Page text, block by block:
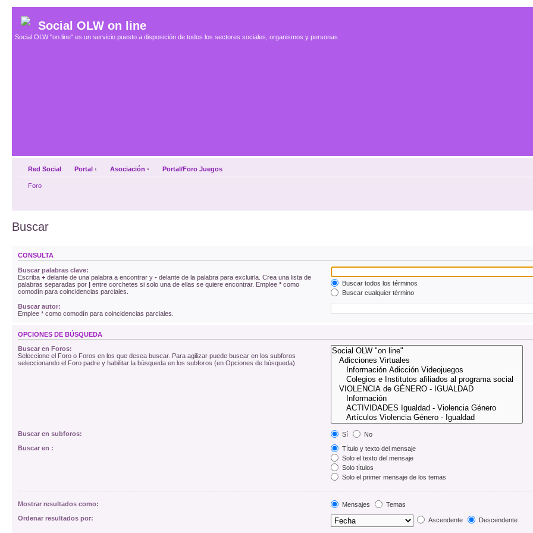
Social OLW on line
Social OLW "on line" es un servicio puesto a disposición de todos los sectores sociales, organismos y personas.
Red Social Portal ‹ Asociación • Portal/Foro Juegos
Foro
Buscar
CONSULTA
Buscar palabras clave:
Escriba + delante de una palabra a encontrar y - delante de la palabra para excluirla. Crea una lista de
palabras separadas por | entre corchetes si solo una de ellas se quiere encontrar. Emplee * como
comodín para coincidencias parciales.
Buscar todos los términos
Buscar cualquier término
Buscar autor:
Emplee * como comodín para coincidencias parciales.
OPCIONES DE BÚSQUEDA
Buscar en Foros:
Seleccione el Foro o Foros en los que desea buscar. Para agilizar puede buscar en los subforos
seleccionando el Foro padre y habilitar la búsqueda en los subforos (en Opciones de búsqueda).
Buscar en subforos: Sí
No
Buscar en :
Título y texto del mensaje
Solo el texto del mensaje
Solo títulos
Solo el primer mensaje de los temas
Mostrar resultados como: Mensajes
Temas
Ordenar resultados por:
Ascendente Descendente